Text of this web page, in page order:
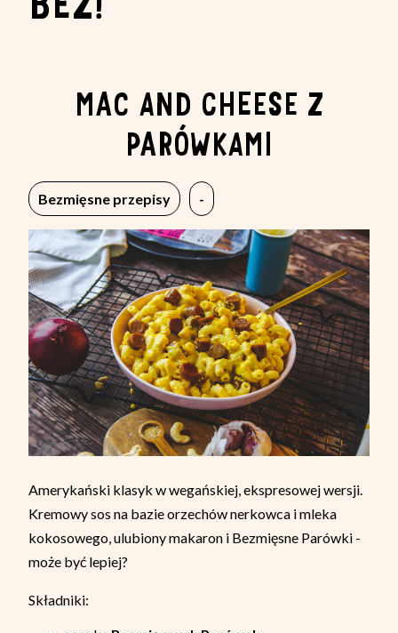
MAC AND CHEESE Z
PARÓWKAMI
-
Bezmięsne przepisy
Amerykański klasyk w wegańskiej, ekspresowej wersji.
Kremowy sos na bazie orzechów nerkowca i mleka
kokosowego, ulubiony makaron i Bezmięsne Parówki -
może być lepiej?
Składniki: